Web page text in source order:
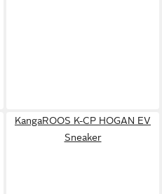
KangaROOS K-CP HOGAN EV
Sneaker